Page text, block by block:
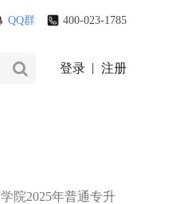
QQ群 400-023-1785
登录 注册
院2025年普通专升